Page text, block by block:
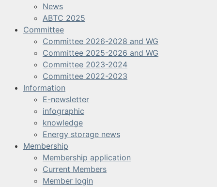
News
ABTC 2025
Committee
Committee 2026-2028 and WG
Committee 2025-2026 and WG
Committee 2023-2024
Committee 2022-2023
Information
E-newsletter
infographic
knowledge
Energy storage news
Membership
Membership application
Current Members
Member login